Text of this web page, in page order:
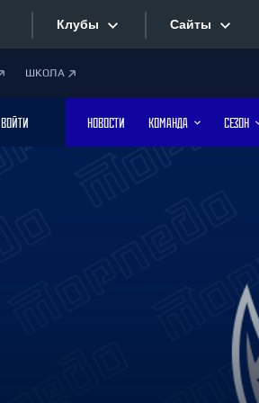
Клубы
Дивизион Боброва
Лада
Сайты
Текстовые
Фотобанк
ШКОЛА
ВОЙТИ НОВОСТИ КОМАНДА СЕЗОН